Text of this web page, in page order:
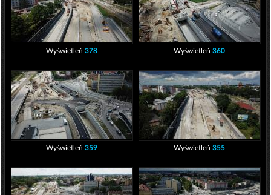
Wyświetleń 378 Wyświetleń 360
Wyświetleń 359 Wyświetleń 355